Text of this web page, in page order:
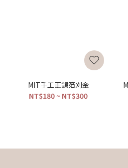
MIT手工正錫箔刈金
NT$180 ~ NT$300